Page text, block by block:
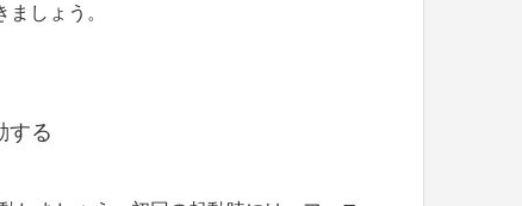
しょう。
する